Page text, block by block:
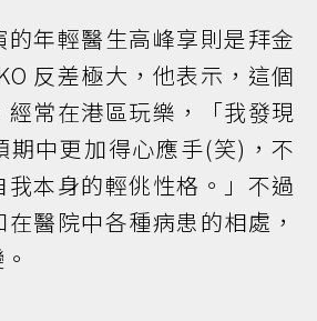
年輕醫生高峰享則是拜金
反差極大，他表示，這個
經常在港區玩樂，「我發現
期中更加得心應手(笑)，不
本身的輕佻性格。」不過
在醫院中各種病患的相處，